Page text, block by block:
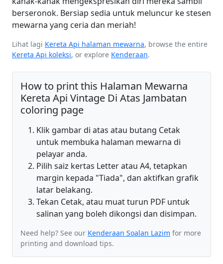
berseronok. Bersiap sedia untuk meluncur ke stesen
mewarna yang ceria dan meriah!
Lihat lagi Kereta Api halaman mewarna, browse the entire
Kereta Api koleksi, or explore Kenderaan.
How to print this Halaman Mewarna
Kereta Api Vintage Di Atas Jambatan
coloring page
Klik gambar di atas atau butang Cetak
untuk membuka halaman mewarna di
pelayar anda.
Pilih saiz kertas Letter atau A4, tetapkan
margin kepada "Tiada", dan aktifkan grafik
latar belakang.
Tekan Cetak, atau muat turun PDF untuk
salinan yang boleh dikongsi dan disimpan.
Need help? See our Kenderaan Soalan Lazim for more
printing and download tips.